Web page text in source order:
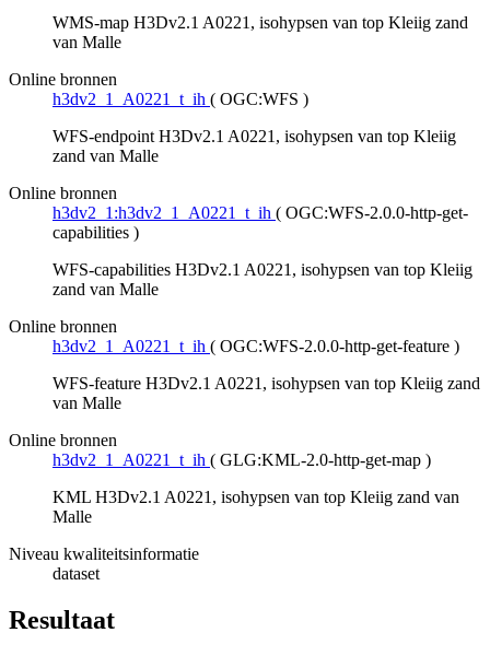
WMS-map H3Dv2.1 A0221, isohypsen van top Kleiig zand
van Malle
Online bronnen
h3dv2_1_A0221_t_ih ( OGC:WFS )
WFS-endpoint H3Dv2.1 A0221, isohypsen van top Kleiig
zand van Malle
Online bronnen
h3dv2_1:h3dv2_1_A0221_t_ih ( OGC:WFS-2.0.0-http-get-
capabilities )
WFS-capabilities H3Dv2.1 A0221, isohypsen van top Kleiig
zand van Malle
Online bronnen
h3dv2_1_A0221_t_ih ( OGC:WFS-2.0.0-http-get-feature )
WFS-feature H3Dv2.1 A0221, isohypsen van top Kleiig zand
van Malle
Online bronnen
h3dv2_1_A0221_t_ih ( GLG:KML-2.0-http-get-map )
KML H3Dv2.1 A0221, isohypsen van top Kleiig zand van
Malle
Niveau kwaliteitsinformatie
dataset
Resultaat